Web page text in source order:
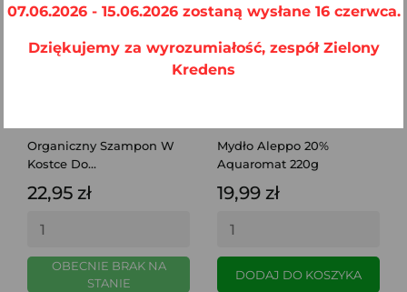
Organiczny Szampon W
Kostce Do...
22,95 zł
OBECNIE BRAK NA
STANIE
Mydło Aleppo 20%
Aquaromat 220g
19,99 zł
DODAJ DO KOSZYKA
07.06.2026 - 15.06.2026 zostaną wysłane 16 czerwca.
Dziękujemy za wyrozumiałość, zespół Zielony
Kredens